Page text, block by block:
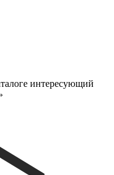
интересующий